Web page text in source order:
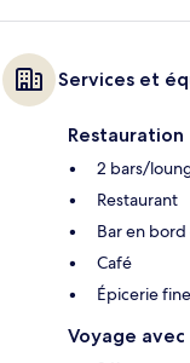
Services et
Restauration
2 bars/
Restaurant
Bar en
Café
Épicerie
Voyage